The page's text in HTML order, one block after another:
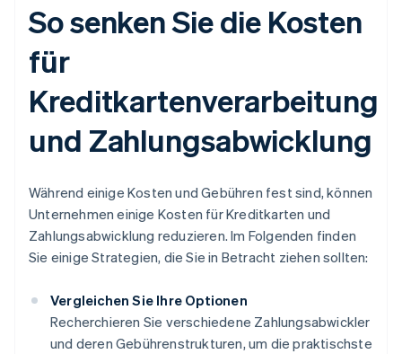
So senken Sie die Kosten
für
Kreditkartenverarbeitung
und Zahlungsabwicklung
Während einige Kosten und Gebühren fest sind, können
Unternehmen einige Kosten für Kreditkarten und
Zahlungsabwicklung reduzieren. Im Folgenden finden
Sie einige Strategien, die Sie in Betracht ziehen sollten:
Vergleichen Sie Ihre Optionen
Recherchieren Sie verschiedene Zahlungsabwickler
und deren Gebührenstrukturen, um die praktischste